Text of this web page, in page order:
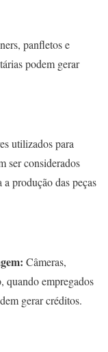
panfletos e
podem gerar
utilizados para
ser considerados
a produção das peças
Câmeras,
quando empregados
gerar créditos.